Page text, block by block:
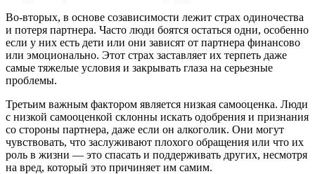
Во-вторых, в основе созависимости лежит страх одиночества
и потеря партнера. Часто люди боятся остаться одни, особенно
если у них есть дети или они зависят от партнера финансово
или эмоционально. Этот страх заставляет их терпеть даже
самые тяжелые условия и закрывать глаза на серьезные
проблемы.
Третьим важным фактором является низкая самооценка. Люди
с низкой самооценкой склонны искать одобрения и признания
со стороны партнера, даже если он алкоголик. Они могут
чувствовать, что заслуживают плохого обращения или что их
роль в жизни — это спасать и поддерживать других, несмотря
на вред, который это причиняет им самим.